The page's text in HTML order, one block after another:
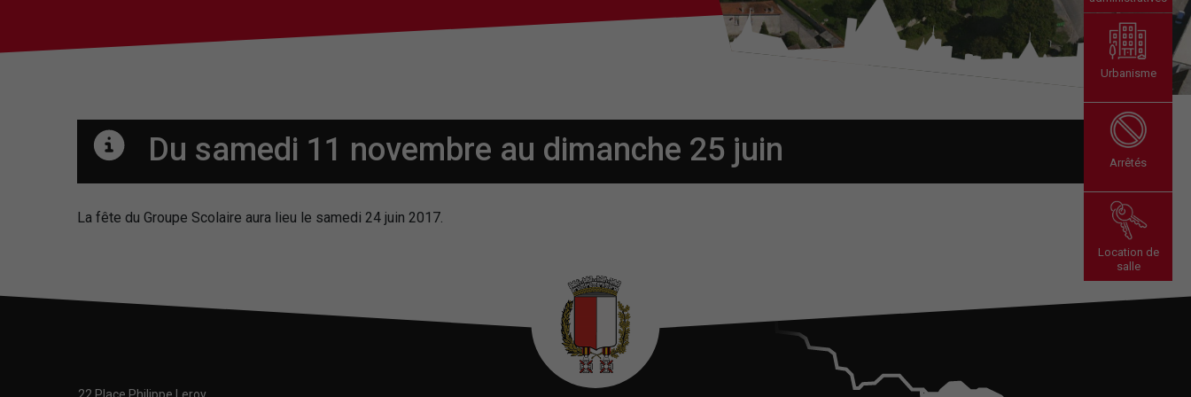
Urbanisme
Arrêtés
Location de
salle
Du samedi 11 novembre au dimanche 25 juin
La fête du Groupe Scolaire aura lieu le samedi 24 juin 2017.